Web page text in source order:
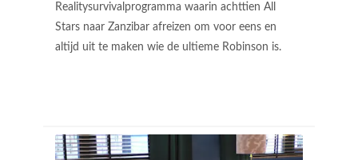
Realitysurvivalprogramma waarin achttien All
Stars naar Zanzibar afreizen om voor eens en
altijd uit te maken wie de ultieme Robinson is.